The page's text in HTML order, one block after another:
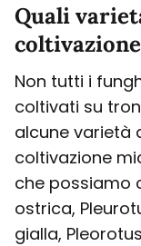
Quali
Non tutti i
coltivati su
alcune varietà
coltivazione
che possiamo
ostrica,
gialla,